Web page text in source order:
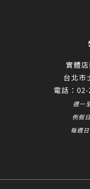
實體
台北市
電話：
週一
例假
每週